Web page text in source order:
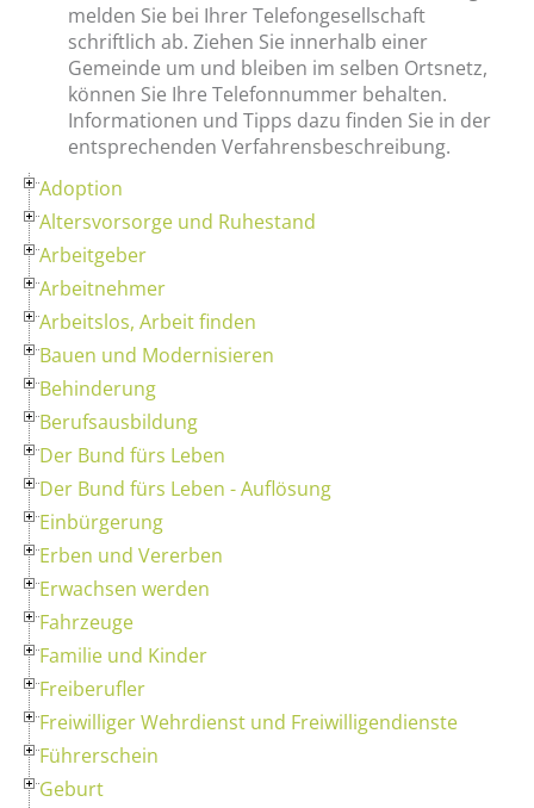
melden Sie bei Ihrer Telefongesellschaft
schriftlich ab. Ziehen Sie innerhalb einer
Gemeinde um und bleiben im selben Ortsnetz,
können Sie Ihre Telefonnummer behalten.
Informationen und Tipps dazu finden Sie in der
entsprechenden Verfahrensbeschreibung.
Adoption
Altersvorsorge und Ruhestand
Arbeitgeber
Arbeitnehmer
Arbeitslos, Arbeit finden
Bauen und Modernisieren
Behinderung
Berufsausbildung
Der Bund fürs Leben
Der Bund fürs Leben - Auflösung
Einbürgerung
Erben und Vererben
Erwachsen werden
Fahrzeuge
Familie und Kinder
Freiberufler
Freiwilliger Wehrdienst und Freiwilligendienste
Führerschein
Geburt